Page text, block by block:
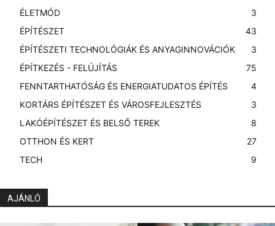
ÉLETMÓD
3
ÉPÍTÉSZET
43
ÉPÍTÉSZETI TECHNOLÓGIÁK ÉS ANYAGINNOVÁCIÓK
3
ÉPÍTKEZÉS - FELÚJÍTÁS
75
FENNTARTHATÓSÁG ÉS ENERGIATUDATOS ÉPÍTÉS
4
KORTÁRS ÉPÍTÉSZET ÉS VÁROSFEJLESZTÉS
3
LAKÓÉPÍTÉSZET ÉS BELSŐ TEREK
8
OTTHON ÉS KERT
27
TECH
9
AJÁNLÓ